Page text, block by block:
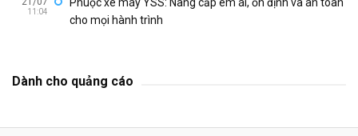
11:04
cho mọi hành trình
Dành cho quảng cáo